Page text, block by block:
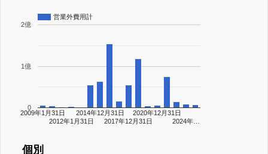
営業外費用計
2009年1月31日
2012年1月31日
2014年12月31日
2017年12月31日
2020年12月31日
2024年…
0
1億
2億
個別